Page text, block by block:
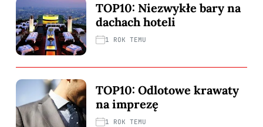
TOP10: Niezwykłe bary na
dachach hoteli
1 ROK TEMU
TOP10: Odlotowe krawaty
na imprezę
1 ROK TEMU